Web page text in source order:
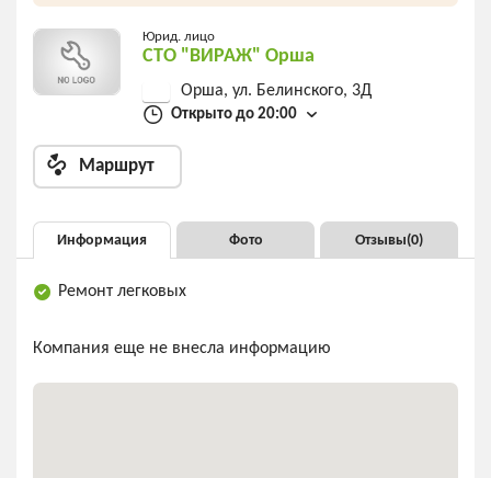
Юрид. лицо
СТО "ВИРАЖ" Орша
Орша, ул. Белинского, 3Д
Открыто до 20:00
Маршрут
Информация Фото Отзывы(0)
Ремонт легковых
Компания еще не внесла информацию